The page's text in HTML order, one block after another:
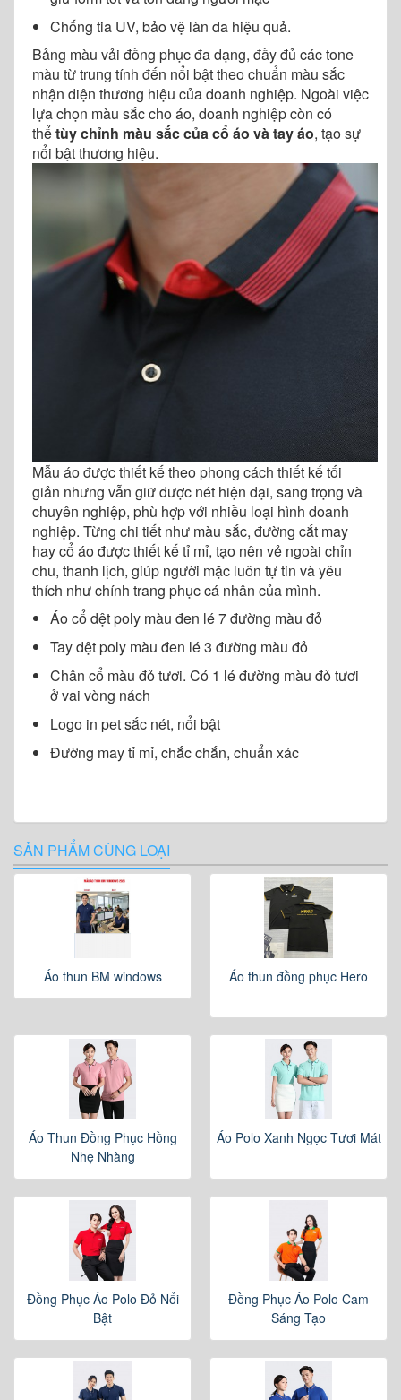
Chống tia UV, bảo vệ làn da hiệu quả.
Bảng màu vải đồng phục đa dạng, đầy đủ các tone
màu từ trung tính đến nổi bật theo chuẩn màu sắc
nhận diện thương hiệu của doanh nghiệp. Ngoài việc
lựa chọn màu sắc cho áo, doanh nghiệp còn có
thểtùy chỉnh màu sắc của cổ áo và tay áo, tạo sự
nổi bật thương hiệu.
Mẫu áo được thiết kế theo phong cách thiết kế tối
giản nhưng vẫn giữ được nét hiện đại, sang trọng và
chuyên nghiệp, phù hợp với nhiều loại hình doanh
nghiệp. Từng chi tiết như màu sắc, đường cắt may
hay cổ áo được thiết kế tỉ mỉ, tạo nên vẻ ngoài chỉn
chu, thanh lịch, giúp người mặc luôn tự tin và yêu
thích như chính trang phục cá nhân của mình.
Áo cổ dệt poly màu đen lé 7 đường màu đỏ
Tay dệt poly màu đen lé 3 đường màu đỏ
Chân cổ màu đỏ tươi. Có 1 lé đường màu đỏ tươi
ở vai vòng nách
Logo in pet sắc nét, nổi bật
Đường may tỉ mỉ, chắc chắn, chuẩn xác
SẢN PHẨM CÙNG LOẠI
Áo thun BM windows Áo thun đồng phục Hero
Áo Thun Đồng Phục Hồng
Nhẹ Nhàng
Áo Polo Xanh Ngọc Tươi Mát
Đồng Phục Áo Polo Đỏ Nổi
Bật
Đồng Phục Áo Polo Cam
Sáng Tạo